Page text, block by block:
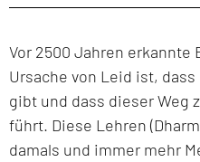
Vor 2500 Jahren erkannte
Ursache von Leid ist,
gibt und dass dieser Weg
führt. Diese Lehren
damals und immer mehr